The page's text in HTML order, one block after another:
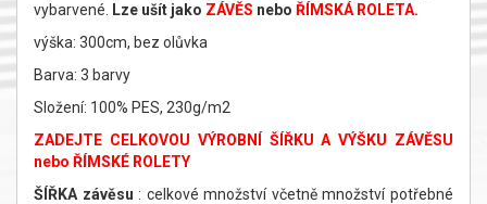
vybarvené. Lze ušít jako ZÁVĚS nebo ŘÍMSKÁ ROLETA.
výška: 300cm, bez olůvka
Barva: 3 barvy
Složení: 100% PES, 230g/m2
ZADEJTE CELKOVOU VÝROBNÍ ŠÍŘKU A VÝŠKU ZÁVĚSU
nebo ŘÍMSKÉ ROLETY
ŠÍŘKA závěsu : celkové množství včetně množství potřebné